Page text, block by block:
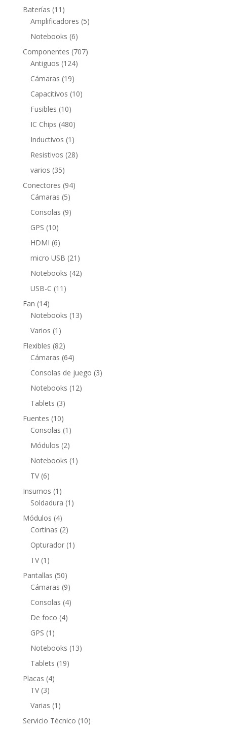
productos
Baterías 11 11
productos
Amplificadores 55
Notebooks 66
productos
Componentes 707707
Antiguos 124124
Cámaras 1919
productos
Capacitivos 1010
Fusibles 1010
productos
IC Chips 480480
productos
Inductivos 1 1
producto
Resistivos 2828
varios 3535
productos
Conectores 9494
Cámaras 55
productos
Consolas 99
GPS 1010
productos
HDMI 66
productos
micro USB 21 21
productos
Notebooks 4242
USB-C 11 11
Fan 1414
productos
Notebooks 1313
Varios 1 1
producto
Flexibles 8282
productos
Cámaras 6464
productos
Consolas de juego 33
Notebooks 1212
Tablets 33
productos
Fuentes 1010
productos
Consolas 1 1
producto
Módulos 22
productos
Notebooks 1 1
TV 66
productos
Insumos 1 1
producto
Soldadura 1 1
Módulos 44
productos
Cortinas 22
productos
Opturador 1 1
TV 1 1
producto
Pantallas 5050
productos
Cámaras 99
productos
Consolas 44
De foco 44
GPS 1 1
producto
Notebooks 1313
Tablets 1919
Placas 44
TV 33
productos
Varias 1 1
producto
Servicio Técnico 1010